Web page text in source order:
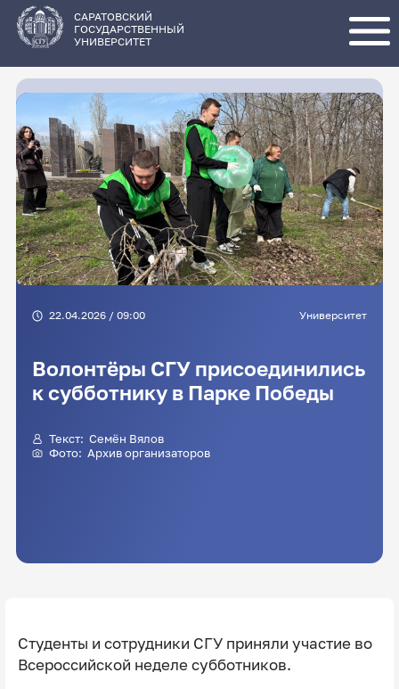
основному
содержанию
САРАТОВСКИЙ
ГОСУДАРСТВЕННЫЙ
УНИВЕРСИТЕТ
22.04.2026 / 09:00 Университет
Волонтёры СГУ присоединились
к субботнику в Парке Победы
Текст: Семён Вялов
Фото: Архив организаторов
Студенты и сотрудники СГУ приняли участие во
Всероссийской неделе субботников.